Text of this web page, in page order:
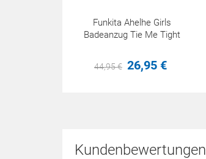
Funkita Ahelhe Girls
Badeanzug Tie Me Tight
44,95€ 26,95 €
Kundenbewertungen